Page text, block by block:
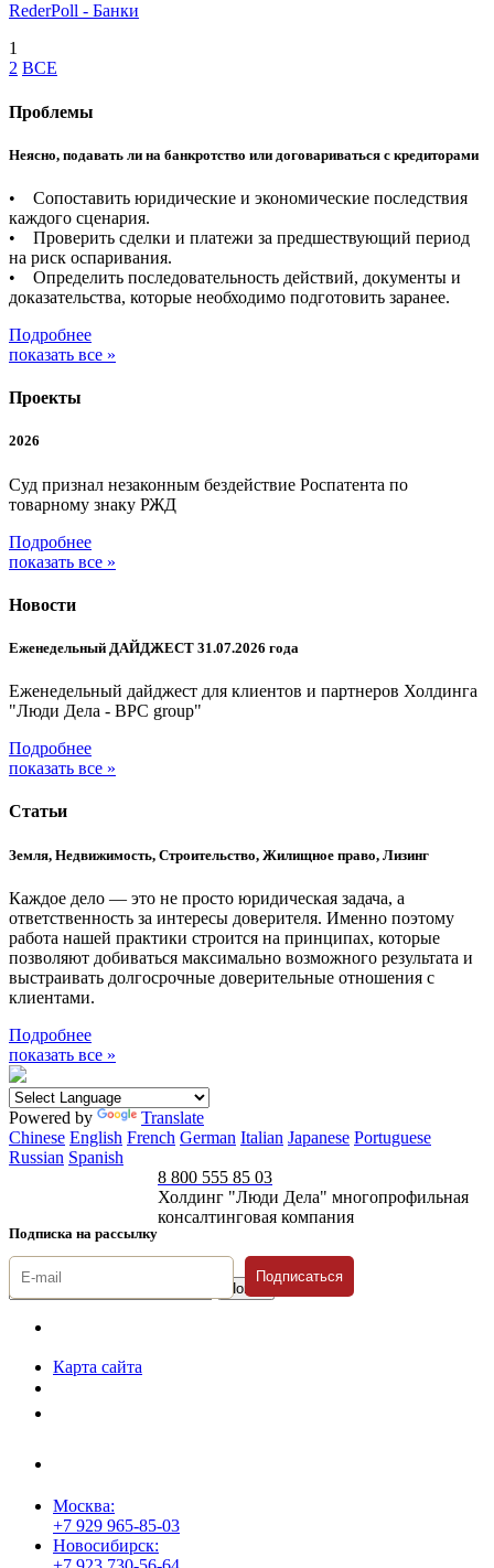
RederPoll - Банки
1
2 ВСЕ
Проблемы
Неясно, подавать ли на банкротство или договариваться с кредиторами
• Сопоставить юридические и экономические последствия
каждого сценария.
• Проверить сделки и платежи за предшествующий период
на риск оспаривания.
• Определить последовательность действий, документы и
доказательства, которые необходимо подготовить заранее.
Подробнее
показать все »
Проекты
2026
Суд признал незаконным бездействие Роспатента по
товарному знаку РЖД
Подробнее
показать все »
Новости
Еженедельный ДАЙДЖЕСТ 31.07.2026 года
Еженедельный дайджест для клиентов и партнеров Холдинга
"Люди Дела - BPC group"
Подробнее
показать все »
Статьи
Земля, Недвижимость, Строительство, Жилищное право, Лизинг
Каждое дело — это не просто юридическая задача, а
ответственность за интересы доверителя. Именно поэтому
работа нашей практики строится на принципах, которые
позволяют добиваться максимально возможного результата и
выстраивать долгосрочные доверительные отношения с
клиентами.
Подробнее
показать все »
Powered by
Translate
Chinese English French German Italian Japanese Portuguese
Russian Spanish
Подписка на рассылку
8 800 555 85 03
Холдинг "Люди Дела" многопрофильная
консалтинговая компания
Подписаться
Карта сайта
Москва:
+7 929 965-85-03
Новосибирск: